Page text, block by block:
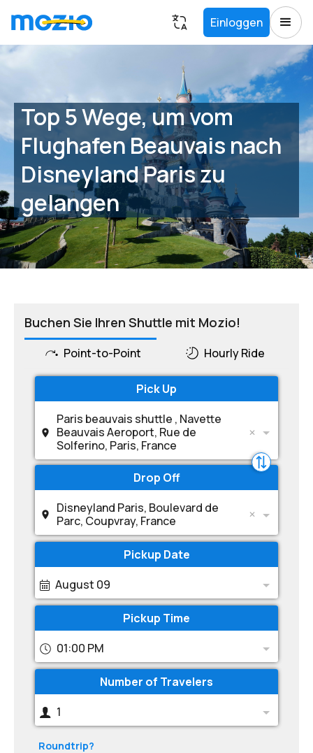
Einloggen
Top 5 Wege, um vom
Flughafen Beauvais nach
Disneyland Paris zu
gelangen
Buchen Sie Ihren Shuttle mit Mozio!
Point-to-Point Hourly Ride
Pick Up
Paris beauvais shuttle , Navette
Beauvais Aeroport, Rue de
Solferino, Paris, France
Drop Off
Disneyland Paris, Boulevard de
Parc, Coupvray, France
Pickup Date
August 09
Pickup Time
01:00 PM
Number of Travelers
1
Roundtrip?